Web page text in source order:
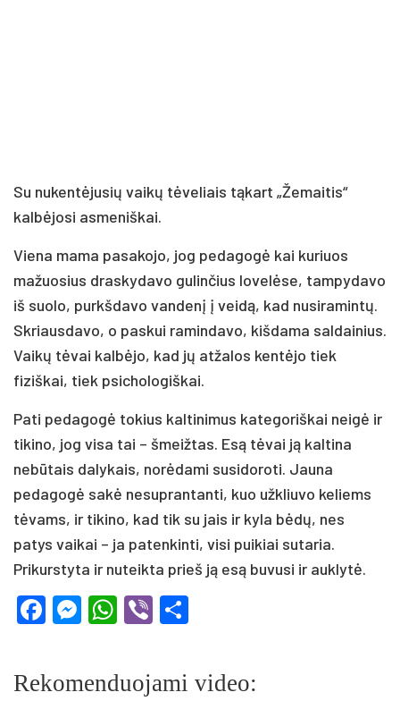
Su nukentėjusių vaikų tėveliais tąkart „Žemaitis“
kalbėjosi asmeniškai.
Viena mama pasakojo, jog pedagogė kai kuriuos
mažuosius draskydavo gulinčius lovelėse, tampydavo
iš suolo, purkšdavo vandenį į veidą, kad nusiramintų.
Skriausdavo, o paskui ramindavo, kišdama saldainius.
Vaikų tėvai kalbėjo, kad jų atžalos kentėjo tiek
fiziškai, tiek psichologiškai.
Pati pedagogė tokius kaltinimus kategoriškai neigė ir
tikino, jog visa tai – šmeižtas. Esą tėvai ją kaltina
nebūtais dalykais, norėdami susidoroti. Jauna
pedagogė sakė nesuprantanti, kuo užkliuvo keliems
tėvams, ir tikino, kad tik su jais ir kyla bėdų, nes
patys vaikai – ja patenkinti, visi puikiai sutaria.
Prikurstyta ir nuteikta prieš ją esą buvusi ir auklytė.
Facebook
Messenger
WhatsApp
Viber
Rekomenduojami video: